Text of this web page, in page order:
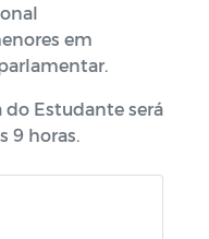
em
do Estudante será
9 horas.